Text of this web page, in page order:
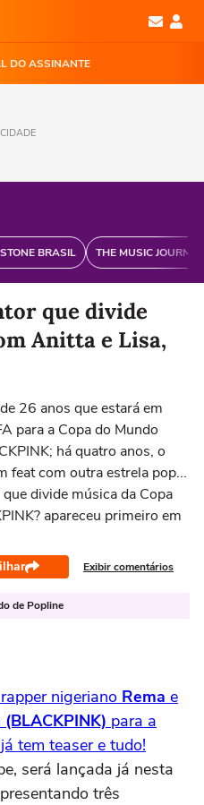
DO ASSINANTE
BRASIL THE MUSIC
que divide
Anitta e Lisa,
26 anos que estará em
para a Copa do Mundo
há quatro anos, o
feat com outra estrela pop...
divide música da Copa
apareceu primeiro em
Exibir comentários
de Popline
nigeriano Rema e
(BLACKPINK) para a
tem teaser e tudo!
será lançada já nesta
três